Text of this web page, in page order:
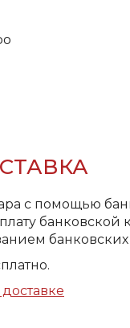
с помощью
банковской
банковских